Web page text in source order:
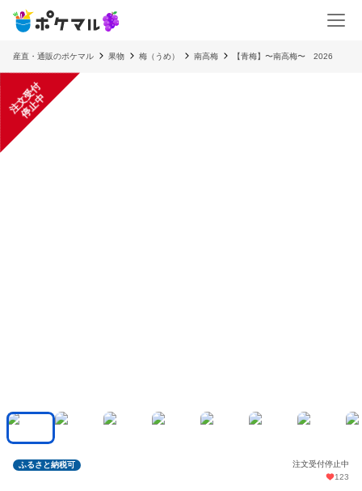
産直・通販のポケマル 果物 梅（うめ） 南高梅 【青梅】〜南高梅〜 2026
注
文
受
付
停
止
中
ふるさと納税可
注文受付停止中
123